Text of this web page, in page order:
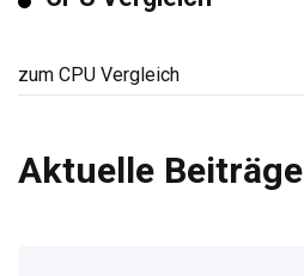
zum CPU Vergleich
Aktuelle Beiträge